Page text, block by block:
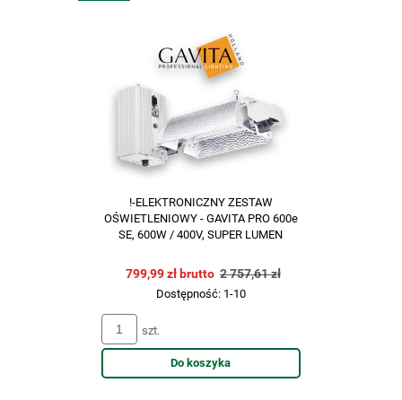
!-ELEKTRONICZNY ZESTAW
OŚWIETLENIOWY - GAVITA PRO 600e
SE, 600W / 400V, SUPER LUMEN
799,99 zł brutto 2 757,61 zł
Dostępność: 1-10
szt.
Do koszyka